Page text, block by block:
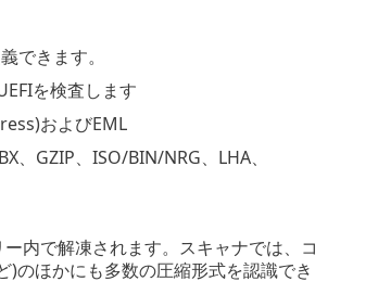
できます。
を検査します
およびEML
、GZIP、ISO/BIN/NRG、LHA、
内で解凍されます。スキャナでは、コ
)のほかにも多数の圧縮形式を認識でき